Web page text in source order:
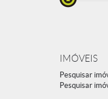
IMÓVEIS
Pesquisar
Pesquisar